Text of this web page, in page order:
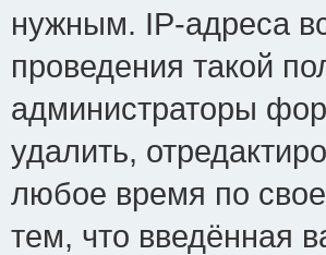
нужным. IP-адреса
проведения такой
администраторы
удалить,
любое время по
тем, что введённая